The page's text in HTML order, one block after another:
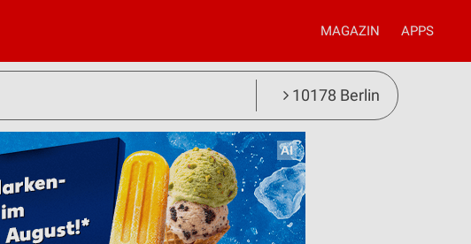
MAGAZIN APPS
10178 Berlin